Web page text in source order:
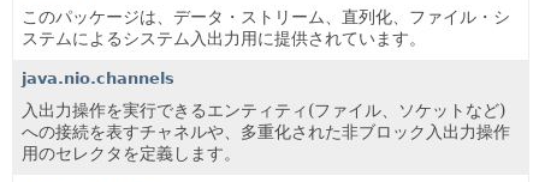
索引
ヘルプ
このパッケージは、データ・ストリーム、直列化、ファイル・シ
ステムによるシステム入出力用に提供されています。
java.nio.channels
入出力操作を実行できるエンティティ(ファイル、ソケットなど)
への接続を表すチャネルや、多重化された非ブロック入出力操作
用のセレクタを定義します。